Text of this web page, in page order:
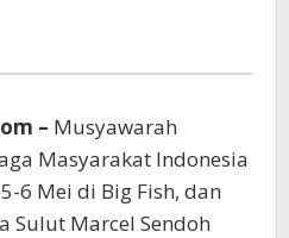
– Musyawarah
Masyarakat Indonesia
6 Mei di Big Fish, dan
Sulut Marcel Sendoh